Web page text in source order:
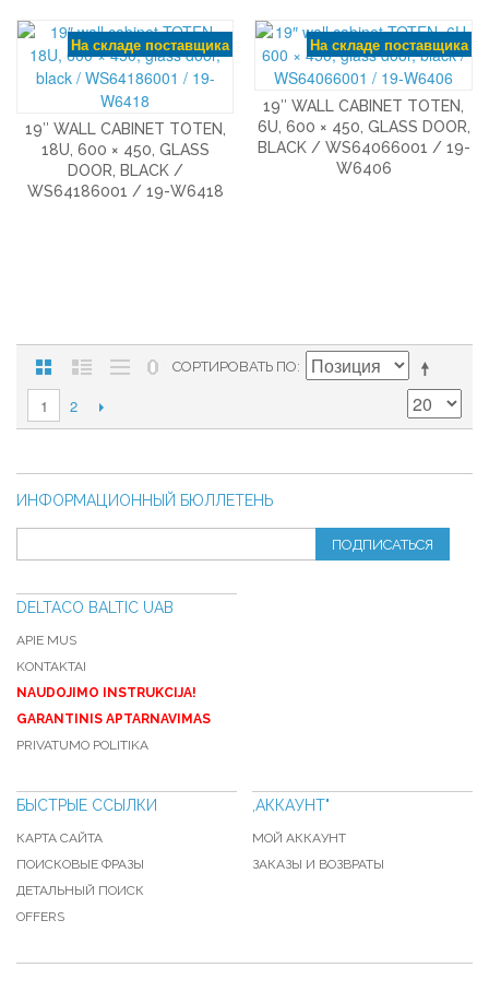
На складе поставщика
19″ WALL CABINET TOTEN,
18U, 600 × 450, GLASS
DOOR, BLACK /
WS64186001 / 19-W6418
На складе поставщика
19″ WALL CABINET TOTEN,
6U, 600 × 450, GLASS DOOR,
BLACK / WS64066001 / 19-
W6406
СОРТИРОВАТЬ ПО
1 2
ИНФОРМАЦИОННЫЙ БЮЛЛЕТЕНЬ
ПОДПИСАТЬСЯ
DELTACO BALTIC UAB
APIE MUS
KONTAKTAI
NAUDOJIMO INSTRUKCIJA!
GARANTINIS APTARNAVIMAS
PRIVATUMO POLITIKA
БЫСТРЫЕ ССЫЛКИ
КАРТА САЙТА
ПОИСКОВЫЕ ФРАЗЫ
ДЕТАЛЬНЫЙ ПОИСК
OFFERS
,АККАУНТ"
МОЙ АККАУНТ
ЗАКАЗЫ И ВОЗВРАТЫ